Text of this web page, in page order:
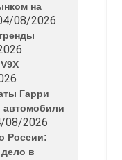
на
08/2026
Гарри
автомобили
08/2026
России:
дело в